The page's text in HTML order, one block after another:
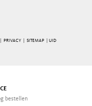
PRIVACY |SITEMAP
| UID
bestellen